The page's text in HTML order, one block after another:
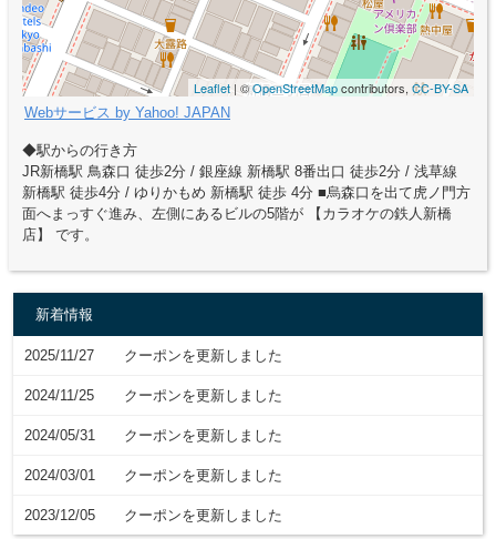
Leaflet | ©OpenStreetMapcontributors, CC-BY-SA
Webサービス by Yahoo! JAPAN
◆駅からの行き方
JR新橋駅 鳥森口 徒歩2分 / 銀座線 新橋駅 8番出口 徒歩2分 / 浅草線
新橋駅 徒歩4分 / ゆりかもめ 新橋駅 徒歩 4分 ■烏森口を出て虎ノ門方
面へまっすぐ進み、左側にあるビルの5階が 【カラオケの鉄人新橋
店】 です。
新着情報
2025/11/27 クーポンを更新しました
2024/11/25 クーポンを更新しました
2024/05/31 クーポンを更新しました
2024/03/01 クーポンを更新しました
2023/12/05 クーポンを更新しました